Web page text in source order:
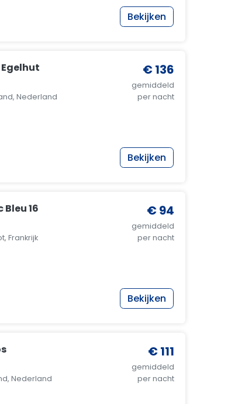
Bekijken
Nederland
€ 136
gemiddeld
per nacht
Bekijken
16
Frankrijk
€ 94
gemiddeld
per nacht
Bekijken
Nederland
€ 111
gemiddeld
per nacht